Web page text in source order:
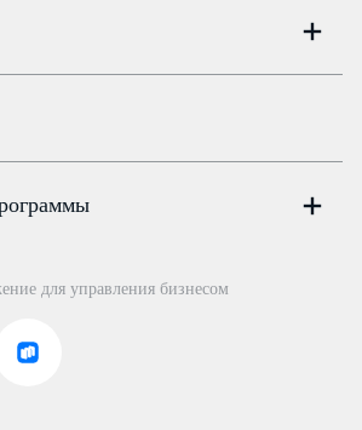
налогам
для управления бизнесом